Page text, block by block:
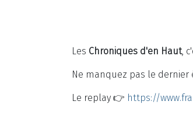
Les Chroniques d'en Haut,
Ne manquez pas le dernier
Le replay 👉 https://